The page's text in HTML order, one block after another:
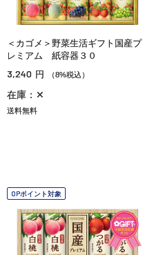
＜カゴメ＞野菜生活ギフト国産プ
レミアム 紙容器３０
3,240 円 （8%税込）
在庫：✕
送料無料
OPポイント対象